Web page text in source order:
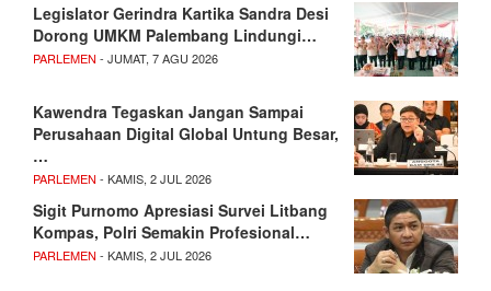
Legislator Gerindra Kartika Sandra Desi
Dorong UMKM Palembang Lindungi…
PARLEMEN - JUMAT, 7 AGU 2026
Kawendra Tegaskan Jangan Sampai
Perusahaan Digital Global Untung Besar,
…
PARLEMEN - KAMIS, 2 JUL 2026
Sigit Purnomo Apresiasi Survei Litbang
Kompas, Polri Semakin Profesional…
PARLEMEN - KAMIS, 2 JUL 2026